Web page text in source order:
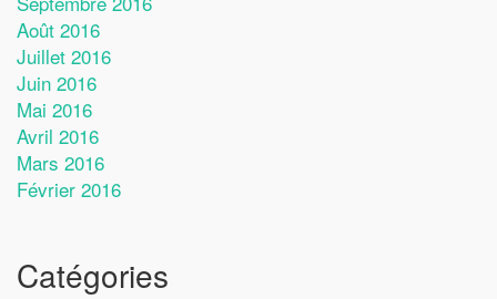
Août 2016
Juillet 2016
Juin 2016
Mai 2016
Avril 2016
Mars 2016
Février 2016
Catégories